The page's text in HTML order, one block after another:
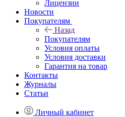
Лицензии
Новости
Покупателям
Назад
Покупателям
Условия оплаты
Условия доставки
Гарантия на товар
Контакты
Журналы
Статьи
Личный кабинет